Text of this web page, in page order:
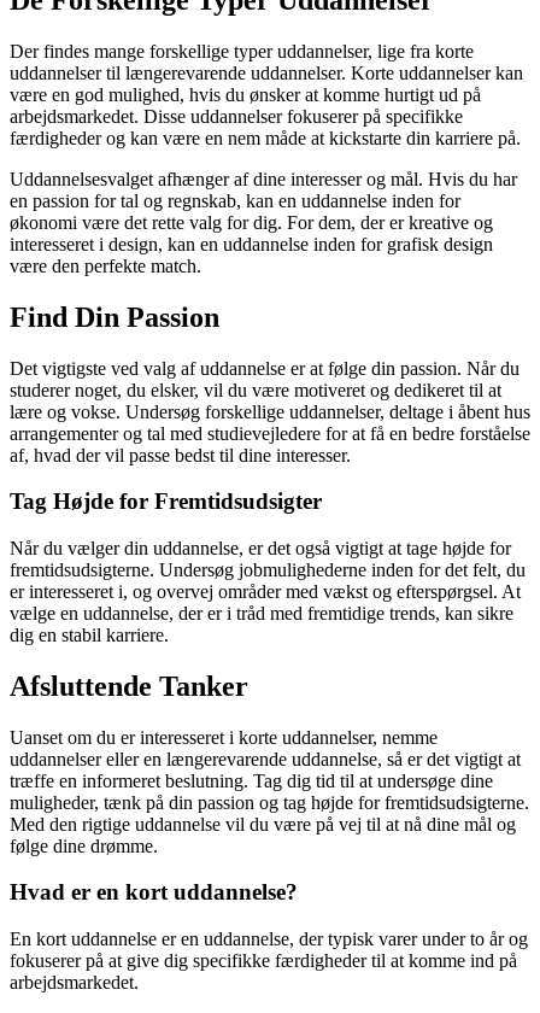
Der findes mange forskellige typer uddannelser, lige fra korte
uddannelser til længerevarende uddannelser. Korte uddannelser kan
være en god mulighed, hvis du ønsker at komme hurtigt ud på
arbejdsmarkedet. Disse uddannelser fokuserer på specifikke
færdigheder og kan være en nem måde at kickstarte din karriere på.
Uddannelsesvalget afhænger af dine interesser og mål. Hvis du har
en passion for tal og regnskab, kan en uddannelse inden for
økonomi være det rette valg for dig. For dem, der er kreative og
interesseret i design, kan en uddannelse inden for grafisk design
være den perfekte match.
Find Din Passion
Det vigtigste ved valg af uddannelse er at følge din passion. Når du
studerer noget, du elsker, vil du være motiveret og dedikeret til at
lære og vokse. Undersøg forskellige uddannelser, deltage i åbent hus
arrangementer og tal med studievejledere for at få en bedre forståelse
af, hvad der vil passe bedst til dine interesser.
Tag Højde for Fremtidsudsigter
Når du vælger din uddannelse, er det også vigtigt at tage højde for
fremtidsudsigterne. Undersøg jobmulighederne inden for det felt, du
er interesseret i, og overvej områder med vækst og efterspørgsel. At
vælge en uddannelse, der er i tråd med fremtidige trends, kan sikre
dig en stabil karriere.
Afsluttende Tanker
Uanset om du er interesseret i korte uddannelser, nemme
uddannelser eller en længerevarende uddannelse, så er det vigtigt at
træffe en informeret beslutning. Tag dig tid til at undersøge dine
muligheder, tænk på din passion og tag højde for fremtidsudsigterne.
Med den rigtige uddannelse vil du være på vej til at nå dine mål og
følge dine drømme.
Hvad er en kort uddannelse?
En kort uddannelse er en uddannelse, der typisk varer under to år og
fokuserer på at give dig specifikke færdigheder til at komme ind på
arbejdsmarkedet.